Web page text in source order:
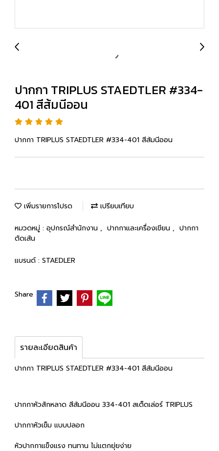
ปากกา TRIPLUS STAEDTLER #334-
401 สีส้มนีออน
ปากกา TRIPLUS STAEDTLER #334-401 สีส้มนีออน
เพิ่มรายการโปรด เปรียบเทียบ
หมวดหมู่ : อุปกรณ์สำนักงาน , ปากกาและเครื่องเขียน , ปากกา
ตัดเส้น
แบรนด์ : STAEDLER
Share
รายละเอียดสินค้า
ปากกา TRIPLUS STAEDTLER #334-401 สีส้มนีออน
ปากกาหัวสักหลาด สีส้มนีออน 334-401 สเต็ดเล่อร์ TRIPLUS
ปากกาหัวเข็ม แบบปลอก
หัวปากกาแข็งแรง ทนทาน ไม่แตกยุ่ยง่าย